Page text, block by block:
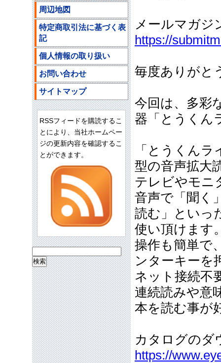
メールマガジ
https://
毎度ありがと
今回は、多彩
器「とうくん
「とうくん
型の音声拡大
テレビやモニ
音声で「聞く
読む」といっ
使い頂けます
操作も簡単で
ンターキーを
ネット接続不
連続読みや意
本を読む事が
カタログのダ
https://
周辺地図
特定商取引法に基づく表
記
個人情報の取り扱い
お問い合わせ
サイトマップ
RSSフィードを購読するこ
とにより、当社ホームペー
ジの更新内容を確認するこ
とができます。
索: